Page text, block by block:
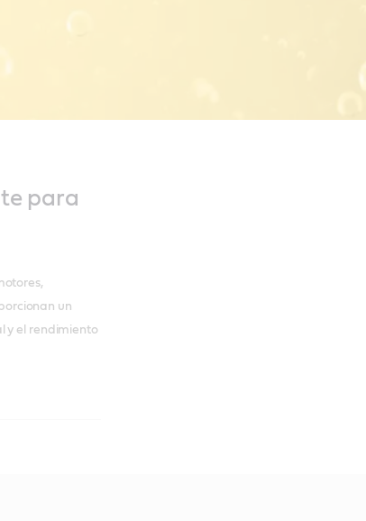
para
un
y el rendimiento